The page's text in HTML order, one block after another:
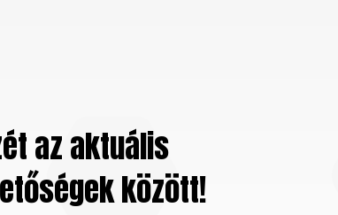
az aktuális
között!